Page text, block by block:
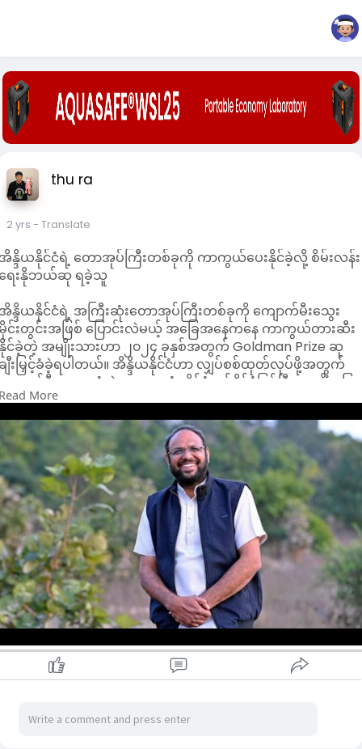
thu ra
2 yrs - Translate
န္ဒိယနိုင်ငံရဲ့ တောအုပ်ကြီးတစ်ခုကို ကာကွယ်ပေးနိုင်ခဲ့လို့ စိမ်းလန်း
ေးနိုဘယ်ဆု ရခဲ့သူ
န္ဒိယနိုင်ငံရဲ့ အကြီးဆုံးတောအုပ်ကြီးတစ်ခုကို ကျောက်မီးသွေး
င်းတွင်းအဖြစ် ပြောင်းလဲမယ့် အခြေအနေကနေ ကာကွယ်တားဆီး
င်ခဲ့တဲ့ အမျိုးသားဟာ ၂၀၂၄ ခုနှစ်အတွက် Goldman Prize ဆု
ျီးမြှင့်ခံခဲ့ရပါတယ်။ အိန္ဒိယနိုင်ငံဟာ လျှပ်စစ်ထုတ်လုပ်ဖို့အတွက်
ျောက်မီးသွေး သုံးစွဲမှုအများဆုံး နိုင်ငံတစ်နိုင်ငံဖြစ်ပြီး ဆတ္တိံသဂြ
ပြည်နယ်ရဲ့ အဆုတ်လို့ တင်စားကြတဲ့ Hasdeo Aranya
စ်တောကြီးဟာ ကျောက်မီးသွေး မိုင်းတွင်းတွေ တူးဖော်ခံရမယ့်
ခြေအနေ ကြုံခဲ့ပါတယ်။
၅၇ စတုရန်းမိုင် ကျယ်ဝန်းတဲ့ သစ်တောကြီးမှာ ဌာနေတိုင်းရင်းသား
၅၀၀၀ ဝန်းကျင် မှီတင်းနေထိုင်ကြပြီး သားရဲတိရစ္ဆာန်ပေါင်းများစွာ
ျင်လည်ကျက်စားတဲ့နေရာ ဖြစ်ပါတယ်။ အဲဒီသစ်တောထဲမှာ
ျောက်မီးသွေး မိုင်းတွင်း ၂၁ တွင်း တူးဖော်ဖို့ အဆိုပြုထားတဲ့
ပေါ် ပြည်နယ်အစိုးရအဖွဲ့က ချင့်ချိန်စဉ်းစားနေချိန်မှာ အလော့ရှုခ
ာက ကန့်ကွက်ဆန္ဒပြမှုတွေ လုပ်ခဲ့တာပါ။
ာနေတိုင်းရင်းသားတွေနဲ့ သဘာဝပတ်ဝန်းကျင်ကို ထိန်းသိမ်းကာ
ယ်ပေးရမယ်ဆိုတဲ့ အိန္ဒိယနိုင်ငံရဲ့ အခြေခံဥပဒေကို အစိုးရက
က်နာရမယ်လို့ ရှုခလာက ထောက်ပြခဲ့ပြီး ဒီအကြောင်းကို မီဒီယာ
ေမှာ ဖော်ပြခံရအောင် ကြိုးပမ်းခဲ့ပါတယ်။ သူဟာ Save Hasdeo
Resistance ကော်မတီကို တည်ထောင်ခဲ့ပြီး ဌာနေ
င်းရင်းသားတွေနဲ့အတူ ဆတ္တိံသဂြဟပြည်နယ်ရဲ့ အဝေးပြေးလမ်း
န္ဒပြဖို့ စီစဉ်ခဲ့ကြပြီး ခရီးစဉ်တစ်ဝက်မှာတောင် ပြည်နယ်အစိုးရက
More